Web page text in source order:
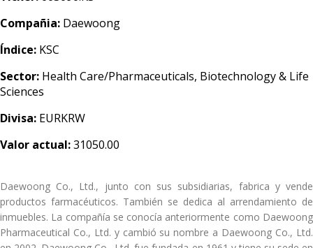
Compañia: Daewoong
Índice: KSC
Sector: Health Care/Pharmaceuticals, Biotechnology & Life
Sciences
Divisa: EURKRW
Valor actual:31050.00
Daewoong Co., Ltd., junto con sus subsidiarias, fabrica y vende
productos farmacéuticos. También se dedica al arrendamiento de
inmuebles. La compañía se conocía anteriormente como Daewoong
Pharmaceutical Co., Ltd. y cambió su nombre a Daewoong Co., Ltd.